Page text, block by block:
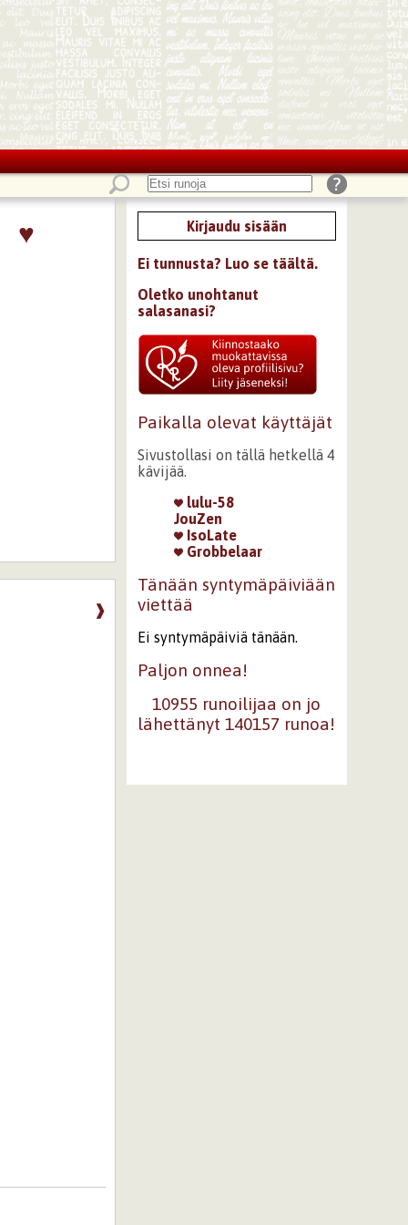
♥
❱
Kirjaudu sisään
Ei tunnusta? Luo se täältä.
Oletko unohtanut
salasanasi?
Paikalla olevat käyttäjät
Sivustollasi on tällä hetkellä 4
kävijää.
lulu-58
JouZen
IsoLate
Grobbelaar
Tänään syntymäpäiviään
viettää
Ei syntymäpäiviä tänään.
Paljon onnea!
10955 runoilijaa on jo
lähettänyt 140157 runoa!